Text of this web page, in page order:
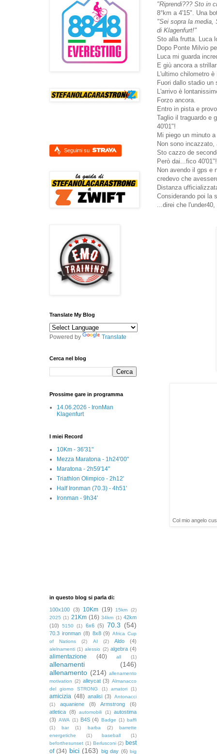
"Riprendi??? Sto in
8°km a 4'15". Una
"Sei sopra la media,
di Klagenfurt!"
Sto alla frutta. Luca
Dopo Ponte Milvio
Luca mi guarda
E giù ancora a
L'ultimo chilometro è
Fuori dallo stadio
L'arrivo è
Forzo ancora.
Entro in pista e
Taglio il traguardo e
40'01"!
Mi piego un minuto
Non sono
Sto cazzo de
Però dai...fico
Non avendo il gps e
credevo che
Distanza
Considerando poi la
...direi che
Col mio angelo
Seguimi su
Translate My Blog
Powered by Translate
Cerca nel blog
Prossime gare in programma
14.06.2026 - IronMan
Klagenfurt
I miei Record
10Km - 36'31"
Mezza Maratona - 1h24'00"
Maratona - 2h59'14"
Triathlon Olimpico - 2h12'
Half Ironman (70.3) - 4h51'
Ironman - 9h34'
in questo blog si parla di:
100x100 (3) 10Km (19) 15km
(2)
2025 (1) 21Km (16) 34km (1) 42km
(10)
5150 (1) 6x6 (5) 70.3 (54)
70.3 ironman (8) 8x8 (9) Africa Cup
of Nations
(2) AI (2) Aldo (4)
alelnamenti (1) alessio (2) algebra (4)
alimentazione (40) all (1)
allenamenti
(146)
allenamento (214) allenamento
motivation (2) alleycat (3) Almanacco
del giorno STRONG
(1) amatori (1)
amicizia (48) analisi (3)
Antonacci
(1)
aquaniene (8) Armstrong
(6)
atletica (8) automobili (1) autostima
(3) AWA (1) B4S (4) Badge (1) baffi
(1)
bar (1) barba (2)
barrette
energetiche
(1) baseball
(1)
beforthesunset (1) Berlusconi (2) best
of (34) bici (163) big day (6) big